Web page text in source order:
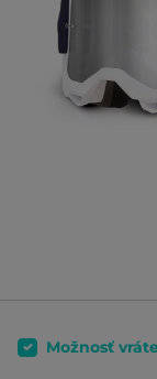
Možnosť